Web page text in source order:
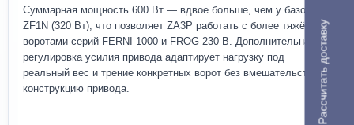
Суммарная мощность 600 Вт — вдвое больше, чем у базового
ZF1N (320 Вт), что позволяет ZA3P работать с более тяжёлыми
воротами серий FERNI 1000 и FROG 230 В. Дополнительная
регулировка усилия привода адаптирует нагрузку под
реальный вес и трение конкретных ворот без вмешательства в
конструкцию привода.
Рассчитать доставку